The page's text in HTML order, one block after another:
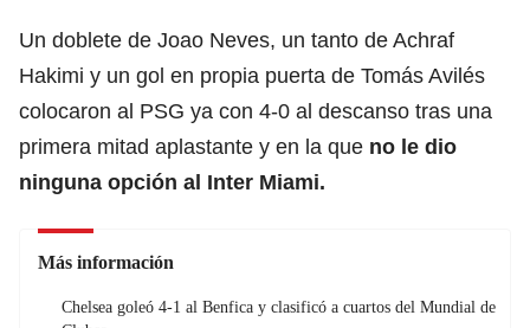
Un doblete de Joao Neves, un tanto de Achraf
Hakimi y un gol en propia puerta de Tomás Avilés
colocaron al PSG ya con 4-0 al descanso tras una
primera mitad aplastante y en la que no le dio
ninguna opción al Inter Miami.
Más información
Chelsea goleó 4-1 al Benfica y clasificó a cuartos del Mundial de